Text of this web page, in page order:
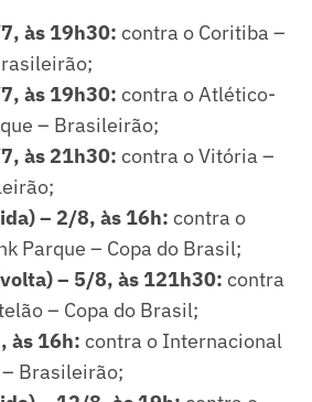
às 19h30: contra o Coritiba –
às 19h30: contra o Atlético-
– Brasileirão;
às 21h30: contra o Vitória –
– 2/8, às 16h: contra o
Parque – Copa do Brasil;
– 5/8, às 121h30: contra
– Copa do Brasil;
às 16h: contra o Internacional
Brasileirão;